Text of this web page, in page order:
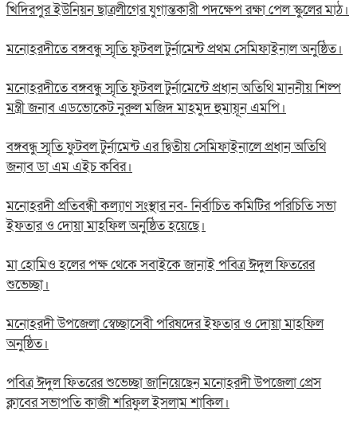
খিদিরপুর ইউনিয়ন ছাত্রলীগের যুগান্তকারী পদক্ষেপ রক্ষা পেল স্কুলের মাঠ।
মনোহরদীতে বঙ্গবন্ধু স্মৃতি ফুটবল টুর্নামেন্ট প্রথম সেমিফাইনাল অনুষ্ঠিত।
মনোহরদীতে বঙ্গবন্ধু স্মৃতি ফুটবল টুর্নামেন্টে প্রধান অতিথি মাননীয় শিল্প
মন্ত্রী জনাব এডভোকেট নুরুল মজিদ মাহমুদ হুমায়ূন এমপি।
বঙ্গবন্ধু স্মৃতি ফুটবল টুর্নামেন্ট এর দ্বিতীয় সেমিফাইনালে প্রধান অতিথি
জনাব ডা এম এইচ কবির।
মনোহরদী প্রতিবন্ধী কল্যাণ সংস্থার নব- নির্বাচিত কমিটির পরিচিতি সভা
ইফতার ও দোয়া মাহফিল অনুষ্ঠিত হয়েছে।
মা হোমিও হলের পক্ষ থেকে সবাইকে জানাই পবিত্র ঈদুল ফিতরের
শুভেচ্ছা।
মনোহরদী উপজেলা স্বেচ্ছাসেবী পরিষদের ইফতার ও দোয়া মাহফিল
অনুষ্ঠিত।
পবিত্র ঈদুল ফিতরের শুভেচ্ছা জানিয়েছেন মনোহরদী উপজেলা প্রেস
ক্লাবের সভাপতি কাজী শরিফুল ইসলাম শাকিল।